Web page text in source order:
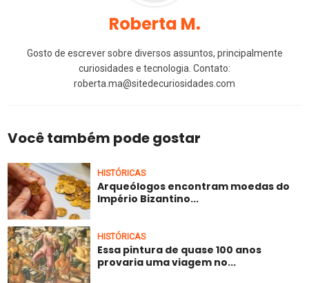
Roberta M.
Gosto de escrever sobre diversos assuntos, principalmente
curiosidades e tecnologia. Contato:
roberta.ma@sitedecuriosidades.com
Você também pode gostar
HISTÓRICAS
Arqueólogos encontram moedas do
Império Bizantino...
HISTÓRICAS
Essa pintura de quase 100 anos
provaria uma viagem no...